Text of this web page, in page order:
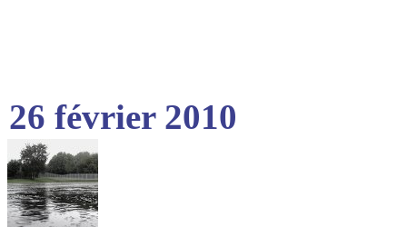
26 février 2010